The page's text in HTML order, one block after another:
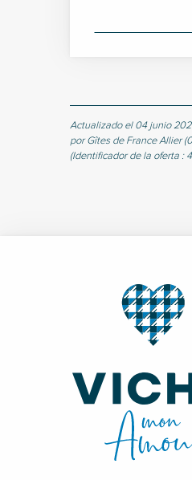
Actualizado el 04 junio
por Gîtes de France Allier
(Identificador de la oferta :